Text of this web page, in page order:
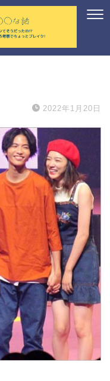
2022年1月20日